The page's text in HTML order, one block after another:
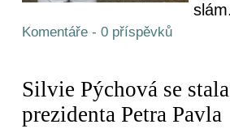
Komentáře - 0 příspěvků
Silvie Pýchová se
prezidenta Petra Pavla